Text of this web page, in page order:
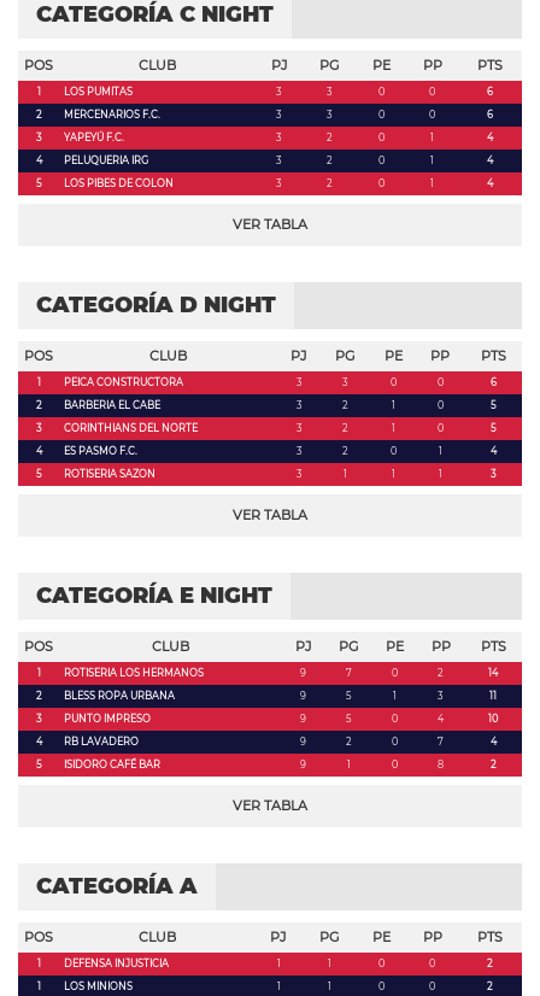
CATEGORÍA C NIGHT
POS CLUB PJ PG PE PP PTS
1 LOS PUMITAS 3 3 0 0
6
2
MERCENARIOS F.C. 3 3 0 0
6
3
YAPEYÚ F.C. 3 2 0 1
4
4
PELUQUERIA IRG 3 2 0 1
4
5
LOS PIBES DE COLON 3 2 0 1 4
VER TABLA
CATEGORÍA D NIGHT
POS CLUB PJ PG PE PP PTS
1 PEICA CONSTRUCTORA 3 3 0 0
6
2
BARBERIA EL CABE 3 2 1 0
5
3
CORINTHIANS DEL NORTE 3 2 1 0
5
4
ES PASMO F.C. 3 2 0 1
4
5
ROTISERIA SAZON 3 1 1 1 3
VER TABLA
CATEGORÍA E NIGHT
POS CLUB PJ PG PE PP PTS
1 ROTISERIA LOS HERMANOS 9 7 0 2
14
2
BLESS ROPA URBANA 9 5 1 3
11
3
PUNTO IMPRESO 9 5 0 4
10
4
RB LAVADERO 9 2 0 7
4
5
ISIDORO CAFÉ BAR 9 1 0 8 2
VER TABLA
CATEGORÍA A
POS CLUB PJ PG PE PP PTS
1 DEFENSA INJUSTICIA 1 1 0 0
2
1
LOS MINIONS 1 1 0 0 2